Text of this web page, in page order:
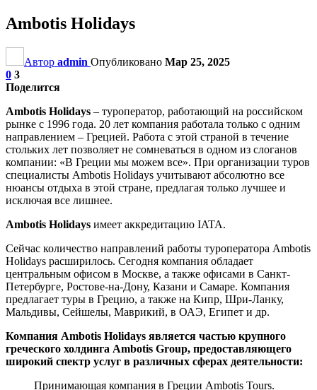
Ambotis Holidays
Автор admin Опубликовано Мар 25, 2025
0 3
Поделится
Ambotis Holidays – туроператор, работающий на российском
рынке с 1996 года. 20 лет компания работала только с одним
направлением – Грецией. Работа с этой страной в течение
стольких лет позволяет не сомневаться в одном из слоганов
компании: «В Греции мы можем все». При организации туров
специалисты Ambotis Holidays учитывают абсолютно все
нюансы отдыха в этой стране, предлагая только лучшее и
исключая все лишнее.
Ambotis Holidays имеет аккредитацию IATA.
Сейчас количество направлений работы туроператора Ambotis
Holidays расширилось. Сегодня компания обладает
центральным офисом в Москве, а также офисами в Санкт-
Петербурге, Ростове-на-Дону, Казани и Самаре. Компания
предлагает туры в Грецию, а также на Кипр, Шри-Ланку,
Мальдивы, Сейшелы, Маврикий, в ОАЭ, Египет и др.
Компания Ambotis Holidays является частью крупного
греческого холдинга Ambotis Group, предоставляющего
широкий спектр услуг в различных сферах деятельности:
Принимающая компания в Греции Ambotis Tours.